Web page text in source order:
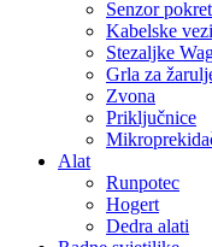
Senzor
Kabelske
Stezaljke
Grla za
Zvona
Priključnice
Alat
Runpotec
Hogert
Dedra alati